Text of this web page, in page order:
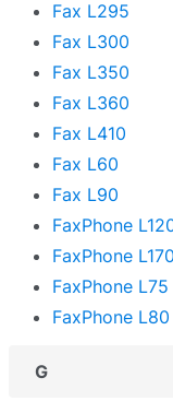
Fax L295
Fax L300
Fax L350
Fax L360
Fax L410
Fax L60
Fax L90
FaxPhone
FaxPhone L170
FaxPhone L75
FaxPhone L80
G